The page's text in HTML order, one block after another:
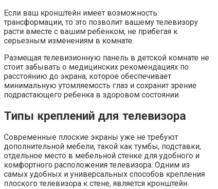
Если ваш кронштейн имеет возможность
трансформации, то это позволит вашему телевизору
расти вместе с вашим ребенком, не прибегая к
серьезным изменениям в комнате.
Размещая телевизионную панель в детской комнате не
стоит забывать о медицинских рекомендациях по
расстоянию до экрана, которое обеспечивает
минимальную утомляемость глаз и сохранит зрение
подрастающего ребенка в здоровом состоянии.
Типы креплений для телевизора
Современные плоские экраны уже не требуют
дополнительной мебели, такой как тумбы, подставки,
отдельное место в мебельной стенке для удобного и
комфортного расположения телевизора. Одним из
самых удобных и универсальных способов крепления
плоского телевизора к стене, является кронштейн.